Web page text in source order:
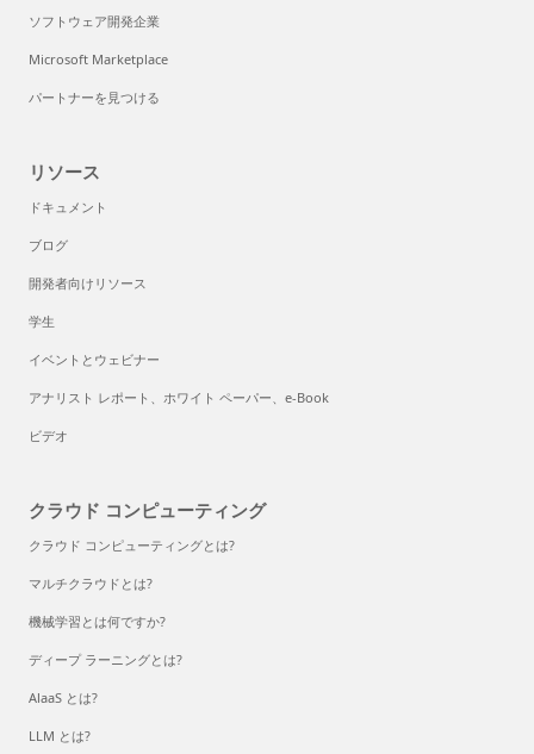
ソフトウェア開発企業
Microsoft Marketplace
パートナーを見つける
リソース
ドキュメント
ブログ
開発者向けリソース
学生
イベントとウェビナー
アナリスト レポート、ホワイト ペーパー、e-Book
ビデオ
クラウド コンピューティング
クラウド コンピューティングとは?
マルチクラウドとは?
機械学習とは何ですか?
ディープ ラーニングとは?
AlaaS とは?
LLM とは?